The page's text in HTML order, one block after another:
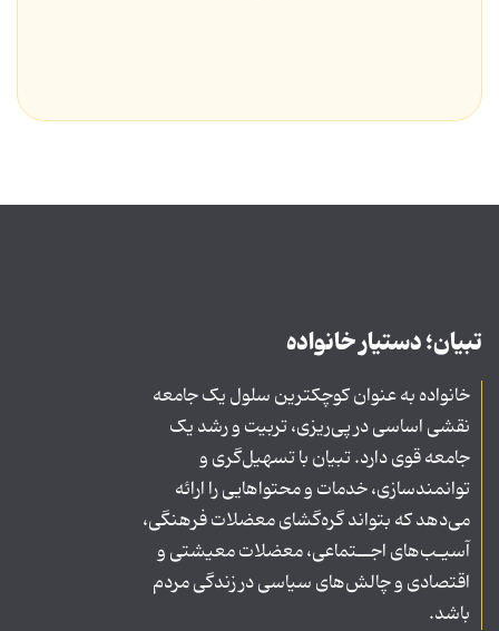
تبیان؛ دستیار خانواده
خانواده به عنوان کوچکترین سلول یک جامعه
نقشی اساسی در پی‌ریزی، تربیت و رشد یک
جامعه قوی دارد. تبیان با تسهیل‌گری و
توانمندسازی، خدمات و محتواهایی را ارائه
می‌دهد که بتواند گره‌گشای معضلات فرهنگی،
آسیـب‌های اجــتماعی، معضلات معیشتی و
اقتصادی و چالش‌های سیاسی در زندگی مردم
باشد.